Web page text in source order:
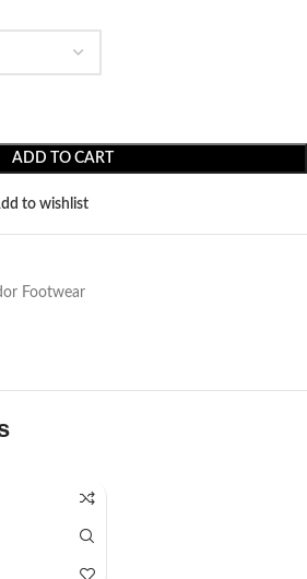
ADD TO CART
to wishlist
Footwear